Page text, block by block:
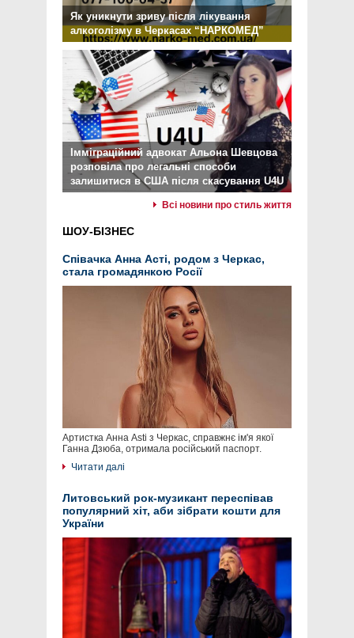
Як уникнути зриву після лікування
алкоголізму в Черкасах “НАРКОМЕД”
Імміграційний адвокат Альона Шевцова
розповіла про легальні способи
залишитися в США після скасування U4U
Всі новини про стиль життя
ШОУ-БІЗНЕС
Співачка Анна Асті, родом з Черкас,
стала громадянкою Росії
Артистка Анна Asti з Черкас, справжнє ім'я якої
Ганна Дзюба, отримала російський паспорт.
Читати далі
Литовський рок-музикант переспівав
популярний хіт, аби зібрати кошти для
України